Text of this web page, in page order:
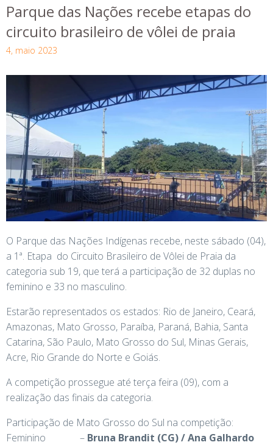
Parque das Nações recebe etapas do
circuito brasileiro de vôlei de praia
4, maio 2023
O Parque das Nações Indígenas recebe, neste sábado (04),
a 1ª. Etapa do Circuito Brasileiro de Vôlei de Praia da
categoria sub 19, que terá a participação de 32 duplas no
feminino e 33 no masculino.
Estarão representados os estados: Rio de Janeiro, Ceará,
Amazonas, Mato Grosso, Paraíba, Paraná, Bahia, Santa
Catarina, São Paulo, Mato Grosso do Sul, Minas Gerais,
Acre, Rio Grande do Norte e Goiás.
A competição prossegue até terça feira (09), com a
realização das finais da categoria.
Participação de Mato Grosso do Sul na competição:
Feminino – Bruna Brandit (CG) / Ana Galhardo